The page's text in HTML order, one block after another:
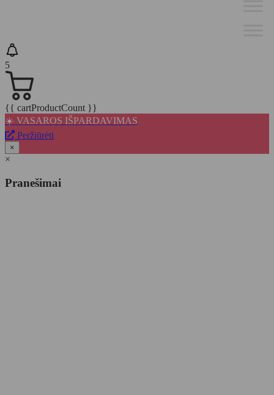
5
{{ cartProductCount }}
☀️ VASAROS IŠPARDAVIMAS
Peržiūrėti
×
×
Pranešimai